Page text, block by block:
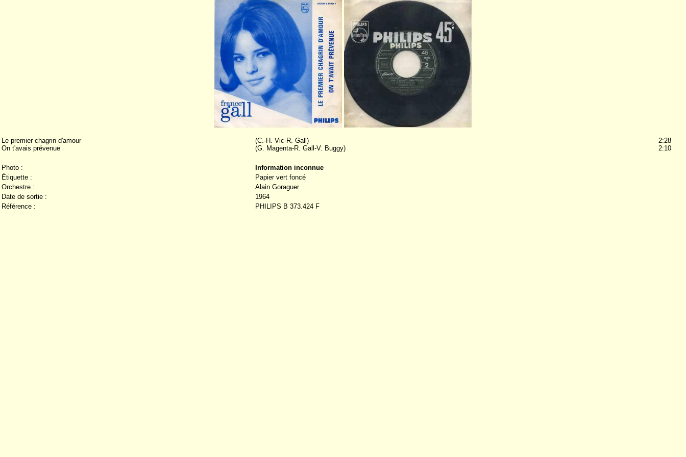
Le premier chagrin d'amour
On t'avais prévenue
(C.-H. Vic-R. Gall)
(G. Magenta-R. Gall-V. Buggy)
2:28
2:10
Photo :
Information inconnue
Étiquette :
Papier vert foncé
Orchestre :
Alain Goraguer
Date de sortie :
1964
Référence :
PHILIPS B 373.424 F